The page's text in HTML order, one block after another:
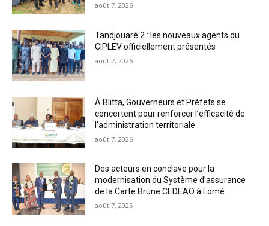
août 7, 2026
Tandjouaré 2 : les nouveaux agents du
CIPLEV officiellement présentés
août 7, 2026
À Blitta, Gouverneurs et Préfets se
concertent pour renforcer l’efficacité de
l’administration territoriale
août 7, 2026
Des acteurs en conclave pour la
modernisation du Système d’assurance
de la Carte Brune CEDEAO à Lomé
août 7, 2026